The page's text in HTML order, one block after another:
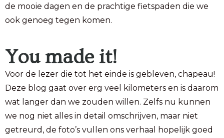
de mooie dagen en de prachtige fietspaden die we
ook genoeg tegen komen.
You made it!
Voor de lezer die tot het einde is gebleven, chapeau!
Deze blog gaat over erg veel kilometers en is daarom
wat langer dan we zouden willen. Zelfs nu kunnen
we nog niet alles in detail omschrijven, maar niet
getreurd, de foto’s vullen ons verhaal hopelijk goed